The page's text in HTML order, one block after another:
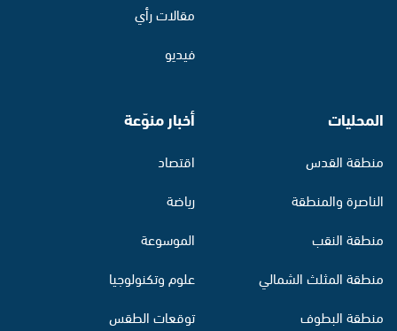
مقالات رأي
فيديو
المحليات
منطقة القدس
الناصرة والمنطقة
منطقة النقب
منطقة المثلث الشمالي
منطقة البطوف
أخبار منوّعة
اقتصاد
رياضة
الموسوعة
علوم وتكنولوجيا
توقعات الطقس